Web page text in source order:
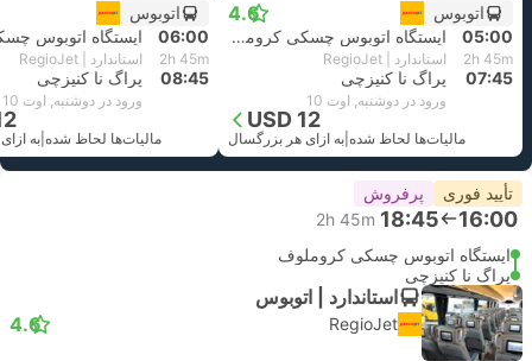
اتوبوس
4.6
05:00 ایستگاه اتوبوس چسکی کروملوف
2h 45m استاندارد | RegioJet
07:45 پراگ نا کنیزچی
ورود در دوشنبه, اوت 10
USD 12
مالیات‌ها لحاظ شده به ازای هر بزرگسال
اتوبوس
06:00
2h 45m استاندارد | RegioJet
08:45 پراگ نا کنیزچی
ورود در دوشنبه, اوت 10
مالیات‌ها لحاظ شده به
تأیید فوری پرفروش
16:00
18:45
2h 45m
ایستگاه اتوبوس چسکی کروملوف
پراگ نا کنیزچی
استاندارد | اتوبوس
RegioJet
4.6